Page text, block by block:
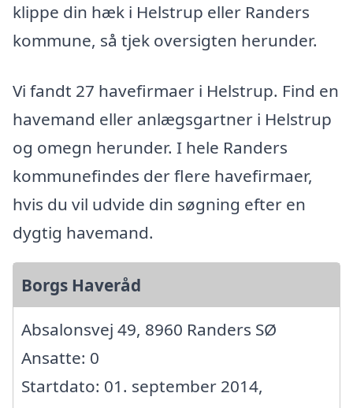
klippe din hæk i Helstrup eller Randers
kommune, så tjek oversigten herunder.
Vi fandt 27 havefirmaer i Helstrup. Find en
havemand eller anlægsgartner i Helstrup
og omegn herunder. I hele Randers
kommunefindes der flere havefirmaer,
hvis du vil udvide din søgning efter en
dygtig havemand.
Borgs Haveråd
Absalonsvej 49, 8960 Randers SØ
Ansatte: 0
Startdato: 01. september 2014,